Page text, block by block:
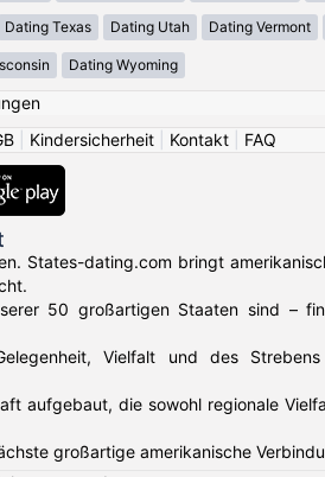
Dating Texas Dating Utah Dating Vermont
Dating Wyoming
Kindersicherheit Kontakt FAQ
States-dating.com bringt
50 großartigen Staaten sind –
Vielfalt und des
aufgebaut, die sowohl regionale
großartige amerikanische